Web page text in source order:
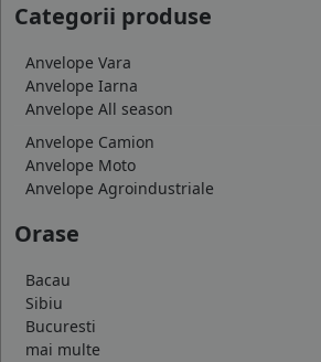
Categorii produse
Anvelope Vara
Anvelope Iarna
Anvelope All season
Anvelope Camion
Anvelope Moto
Anvelope Agroindustriale
Orase
Bacau
Sibiu
Bucuresti
mai multe